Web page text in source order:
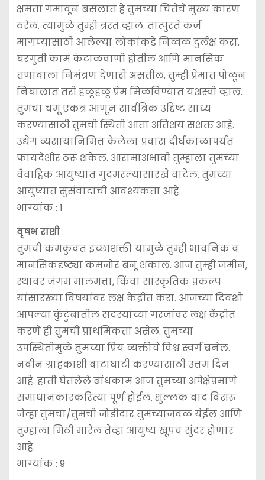
क्षमता गमावून बसलात हे तुमच्या चिंतेचे मुख्य कारण
ठरेल. त्यामुळे तुम्ही त्रस्त व्हाल. तात्पुरते कर्ज
मागण्यासाठी आलेल्या लोकांकडे निव्वळ दुर्लक्ष करा.
घरगुती कामं कंटाळवाणी होतील आणि मानसिक
तणावाला निमंत्रण देणारी असतील. तुम्ही प्रेमात पोळून
निघालात तरी हळूहळू प्रेम मिळविण्यात यशस्वी व्हाल.
तुमचा चमू एकत्र आणून सार्वत्रिक उद्दिष्ट साध्य
करण्यासाठी तुमची स्थिती आता अतिशय सशक्त आहे.
उद्येग व्यसायानिमित्त केलेला प्रवास दीर्घकाळापर्यंत
फायदेशीर ठरू शकेल. आरामाअभावी तुम्हाला तुमच्या
वैवाहिक आयुष्यात गुदमरल्यासारखे वाटेल. तुमच्या
आयुष्यात सुसंवादाची आवश्यकता आहे.
भाग्यांक : 1
वृषभ राशी
तुमची कमकुवत इच्छाशक्ती यामुळे तुम्ही भावनिक व
मानसिकदृष्ट्या कमजोर बनू शकाल. आज तुम्ही जमीन,
स्थावर जंगम मालमत्ता, किंवा सांस्कृतिक प्रकल्प
यांसारख्या विषयांवर लक्ष केंद्रीत करा. आजच्या दिवशी
आपल्या कुंटुंबातील सदस्यांच्या गरजांवर लक्ष केंद्रीत
करणे ही तुमची प्राथमिकता असेल. तुमच्या
उपस्थितीमुळे तुमच्या प्रिय व्यक्तीचे विश्व स्वर्ग बनेल.
नवीन ग्राहकांशी वाटाघाटी करण्यासाठी उत्तम दिन
आहे. हाती घेतलेले बांधकाम आज तुमच्या अपेक्षेप्रमाणे
समाधानकारकरित्या पूर्ण होईल. क्षुल्लक वाद विसरू
जेव्हा तुमचा/तुमची जोडीदार तुमच्याजवळ येईल आणि
तुम्हाला मिठी मारेल तेव्हा आयुष्य खूपच सुंदर होणार
आहे.
भाग्यांक : 9